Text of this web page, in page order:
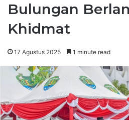
Bulungan
Khidmat
17 Agustus 2025 1 minute read